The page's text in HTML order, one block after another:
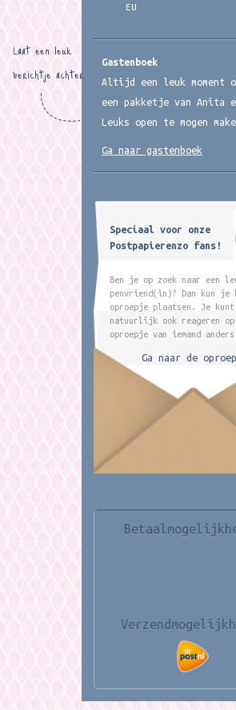
EU
Gastenboek
Altijd een leuk moment
een pakketje van Anita
Leuks open te mogen
Laat een leuk
berichtje achter
Ga naar gastenboek
Speciaal voor onze
Postpapierenzo fans!
Ben je op zoek naar een
penvriend(in)? Dan kun
oproepje plaatsen. Je kunt
natuurlijk ook reageren op
oproepje van iemand
Ga naar de